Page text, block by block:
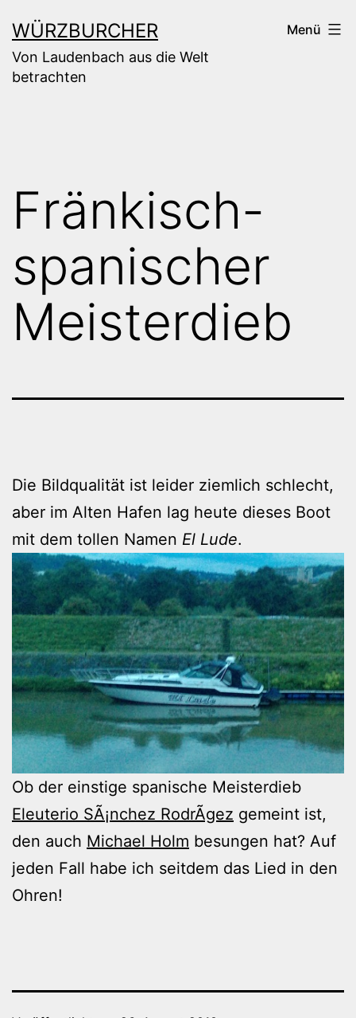
Inhalt
springen
WÜRZBURCHER
Von Laudenbach aus die Welt
betrachten
Menü
Fränkisch-
spanischer
Meisterdieb
Die Bildqualität ist leider ziemlich schlecht,
aber im Alten Hafen lag heute dieses Boot
mit dem tollen Namen El Lude.
Ob der einstige spanische Meisterdieb
Eleuterio SÃ¡nchez RodrÃ­gez gemeint ist,
den auch Michael Holm besungen hat? Auf
jeden Fall habe ich seitdem das Lied in den
Ohren!